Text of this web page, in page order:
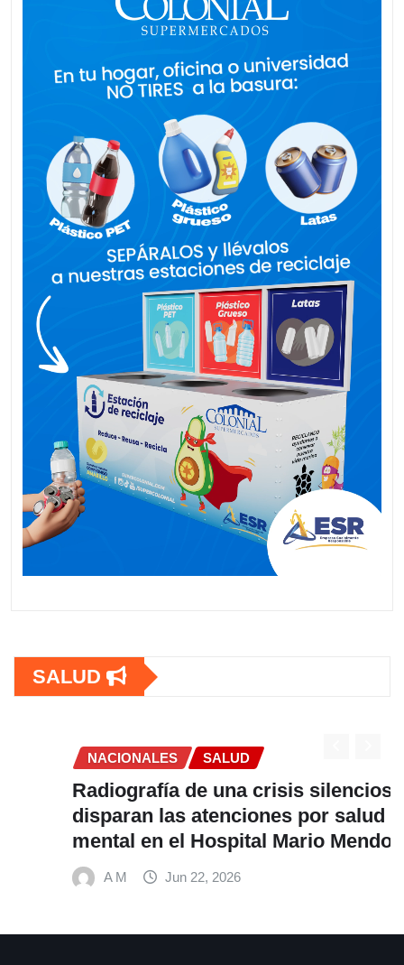
SALUD
NACIONALES SALUD
Radiografía de una crisis silenciosa: Se
disparan las atenciones por salud
mental en el Hospital Mario Mendoza
Jun 22, 2026